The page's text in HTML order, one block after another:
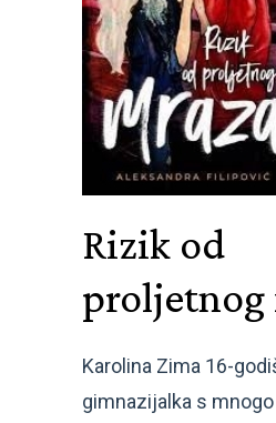
Rizik od
proljetnog
Karolina Zima 16-
gimnazijalka s